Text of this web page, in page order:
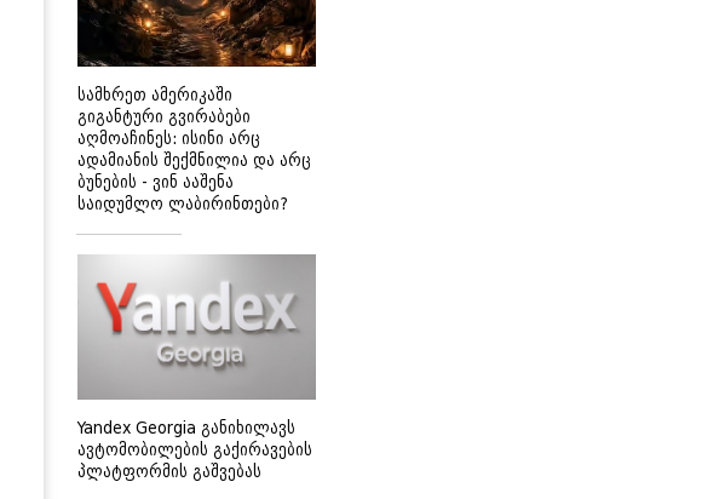
სამხრეთ ამერიკაში
გიგანტური გვირაბები
აღმოაჩინეს: ისინი არც
ადამიანის შექმნილია და არც
ბუნების - ვინ ააშენა
საიდუმლო ლაბირინთები?
Yandex Georgia განიხილავს
ავტომობილების გაქირავების
პლატფორმის გაშვებას